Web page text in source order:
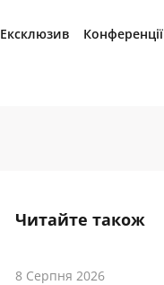
Ексклюзив Конференції
Читайте також
8 Серпня 2026